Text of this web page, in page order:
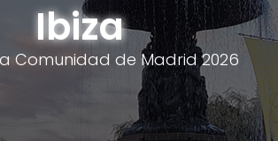
Ibiza
Comunidad de Madrid 2026